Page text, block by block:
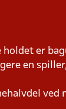
er
en
ved